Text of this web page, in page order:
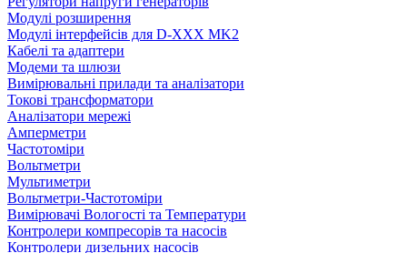
Модулі розширення
Модулі інтерфейсів для D-XXX MK2
Кабелі та адаптери
Модеми та шлюзи
Вимірювальні прилади та аналізатори
Токові трансформатори
Аналізатори мережі
Амперметри
Частотоміри
Вольтметри
Мультиметри
Вольтметри-Частотоміри
Вимірювачі Вологості та Температури
Контролери компресорів та насосів
Контролери дизельних насосів